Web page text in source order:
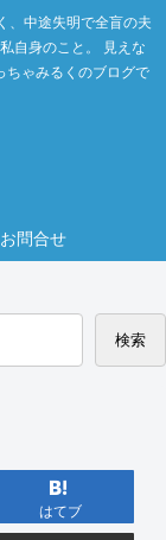
、中途失明で全盲の夫
自身のこと。 見えな
ちゃみるくのブログで
お問合せ
検索
はてブ